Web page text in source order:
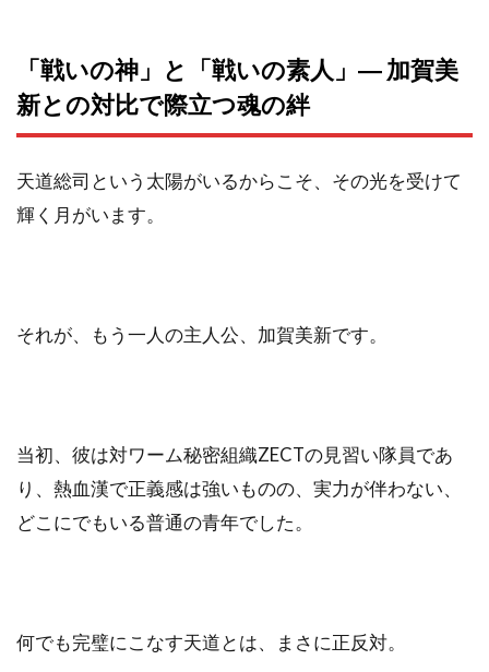
「戦いの神」と「戦いの素人」― 加賀美
新との対比で際立つ魂の絆
天道総司という太陽がいるからこそ、その光を受けて
輝く月がいます。
それが、もう一人の主人公、加賀美新です。
当初、彼は対ワーム秘密組織ZECTの見習い隊員であ
り、熱血漢で正義感は強いものの、実力が伴わない、
どこにでもいる普通の青年でした。
何でも完璧にこなす天道とは、まさに正反対。